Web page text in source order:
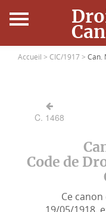
Accueil
Ressources
Accueil > CIC/1917 > Can.
C. 1468
Code de
Ce